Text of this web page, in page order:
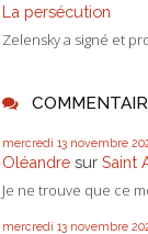
La persécution
Zelensky a signé et
mercredi 13 novembre
Oléandre sur Saint
Je ne trouve que ce
mercredi 13 novembre